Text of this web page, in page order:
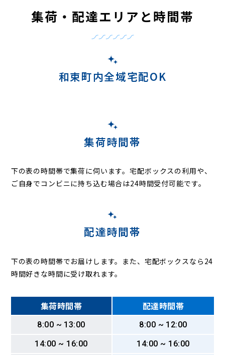
集荷・配達エリアと時間帯
和束町内全域宅配OK
集荷時間帯
下の表の時間帯で集荷に伺います。宅配ボックスの利用や、
ご自身でコンビニに持ち込む場合は24時間受付可能です。
配達時間帯
下の表の時間帯でお届けします。また、宅配ボックスなら24
時間好きな時間に受け取れます。
集荷時間帯 配達時間帯
8:00 ~ 13:00
8:00 ~ 12:00
14:00 ~ 16:00
14:00 ~ 16:00